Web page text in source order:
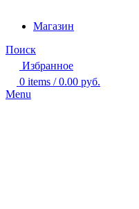
Магазин
Поиск
Избранное
0 items / 0.00 руб.
Menu